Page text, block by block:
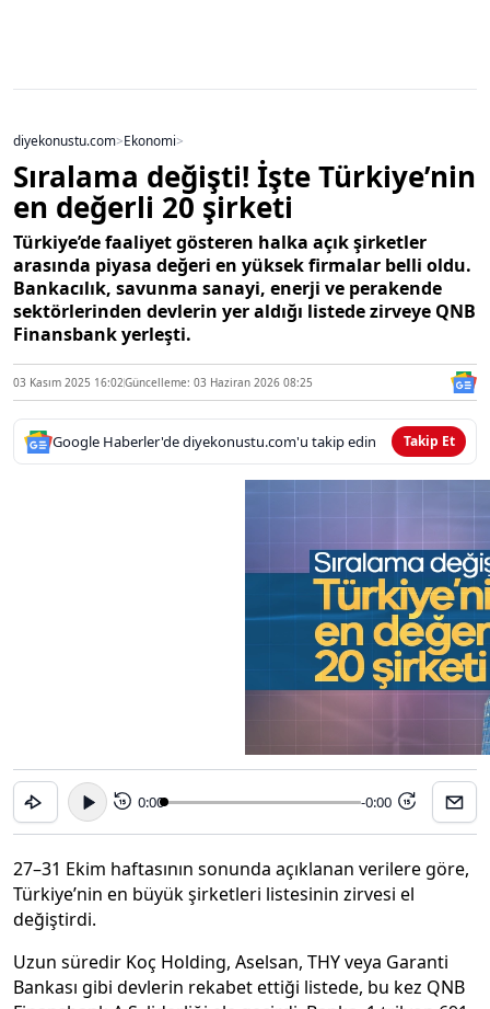
diyekonustu.com>Ekonomi>
Sıralama değişti! İşte Türkiye’nin
en değerli 20 şirketi
Türkiye’de faaliyet gösteren halka açık şirketler
arasında piyasa değeri en yüksek firmalar belli oldu.
Bankacılık, savunma sanayi, enerji ve perakende
sektörlerinden devlerin yer aldığı listede zirveye QNB
Finansbank yerleşti.
03 Kasım 2025 16:02Güncelleme: 03 Haziran 2026 08:25
Google Haberler'de diyekonustu.com'u takip edin Takip Et
15 0:00 -0:00 15
27–31 Ekim haftasının sonunda açıklanan verilere göre,
Türkiye’nin en büyük şirketleri listesinin zirvesi el
değiştirdi.
Uzun süredir Koç Holding, Aselsan, THY veya Garanti
Bankası gibi devlerin rekabet ettiği listede, bu kez QNB